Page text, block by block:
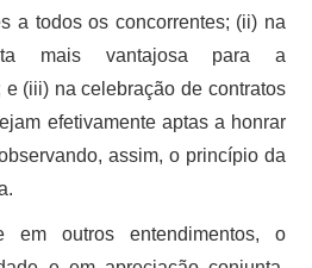
a todos os concorrentes; (ii) na
mais vantajosa para a
(iii) na celebração de contratos
efetivamente aptas a honrar
assim, o princípio da
em outros entendimentos, o